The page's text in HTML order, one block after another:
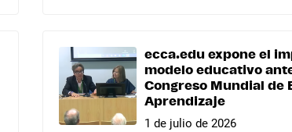
ecca.edu expone el
modelo educativo
Congreso Mundial de
Aprendizaje
1 de julio de 2026